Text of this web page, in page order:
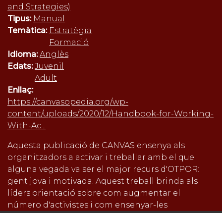
and Strategies)
Tipus: Manual
Temàtica: Estratègia
Formació
Idioma:Anglès
Edats:Juvenil
Adult
Enllaç:
https://canvasopedia.org/wp-
content/uploads/2020/12/Handbook-for-Working-
With-Ac...
Aquesta publicació de CANVAS ensenya als
organitzadors a activar i treballar amb el que
alguna vegada va ser el major recurs d'OTPOR:
gent jova i motivada. Aquest treball brinda als
líders orientació sobre com augmentar el
número d'activistes i com ensenyar-les